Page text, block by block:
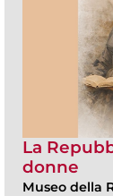
La
donne
Museo della